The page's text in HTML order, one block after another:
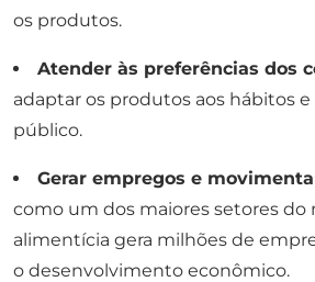
os produtos.
Atender às preferências dos
adaptar os produtos aos hábitos
público.
Gerar empregos e
como um dos maiores setores do
alimentícia gera milhões de
o desenvolvimento econômico.